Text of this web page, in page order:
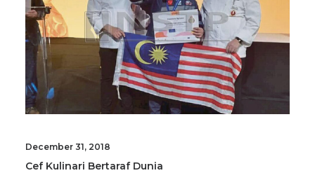
December 31, 2018
Cef Kulinari Bertaraf Dunia